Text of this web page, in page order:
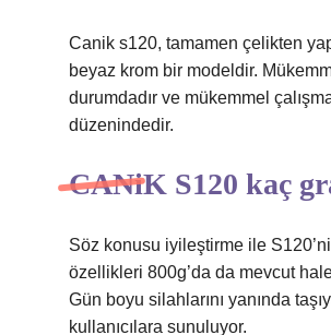
Canik s120, tamamen çelikten
beyaz krom bir modeldir.
durumdadır ve mükemmel
düzenindedir.
CANiK S120 kaç
Söz konusu iyileştirme ile
özellikleri 800g’da da mevcut
Gün boyu silahlarını yanında
kullanıcılara sunuluyor.